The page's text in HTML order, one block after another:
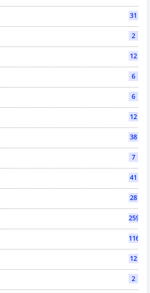
31
2
12
6
6
12
38
7
41
28
2595
116
12
2